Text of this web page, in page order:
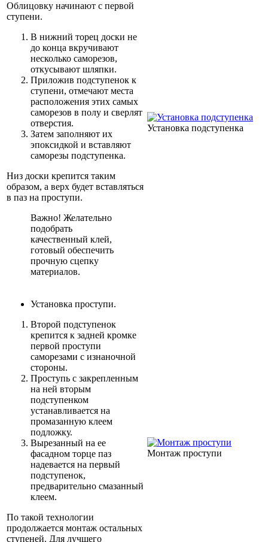
Облицовку начинают с первой
ступени.
В нижний торец доски не
до конца вкручивают
несколько саморезов,
откусывают шляпки.
Приложив подступенок к
ступени, отмечают места
расположения этих самых
саморезов в полу и сверлят
отверстия.
Затем заполняют их
эпоксидкой и вставляют
саморезы подступенка.
Низ доски крепится таким
образом, а верх будет вставляться
в паз на проступи.
Важно! Желательно
подобрать
качественный клей,
готовый обеспечить
прочную сцепку
материалов.
Установка подступенка
Установка проступи.
Второй подступенок
крепится к задней кромке
первой проступи
саморезами с изнаночной
стороны.
Проступь с закрепленным
на ней вторым
подступенком
устанавливается на
промазанную клеем
подложку.
Вырезанный на ее
фасадном торце паз
надевается на первый
подступенок,
предварительно смазанный
клеем.
По такой технологии
продолжается монтаж остальных
ступеней. Для лучшего
Монтаж проступи